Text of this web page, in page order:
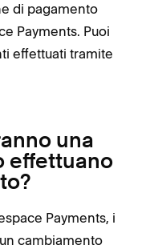
di pagamento
Payments. Puoi
effettuati tramite
una
effettuano
Payments, i
cambiamento